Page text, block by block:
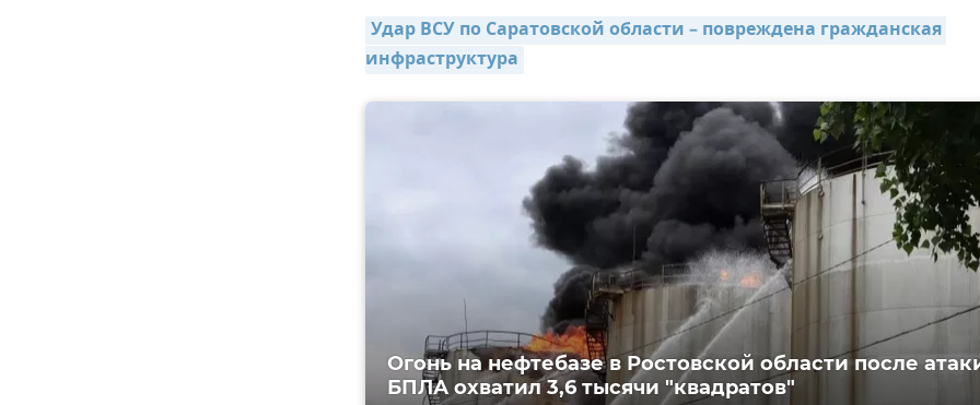
Удар ВСУ по Саратовской области – повреждена гражданская
инфраструктура
Огонь на нефтебазе в Ростовской области после
БПЛА охватил 3,6 тысячи "квадратов"